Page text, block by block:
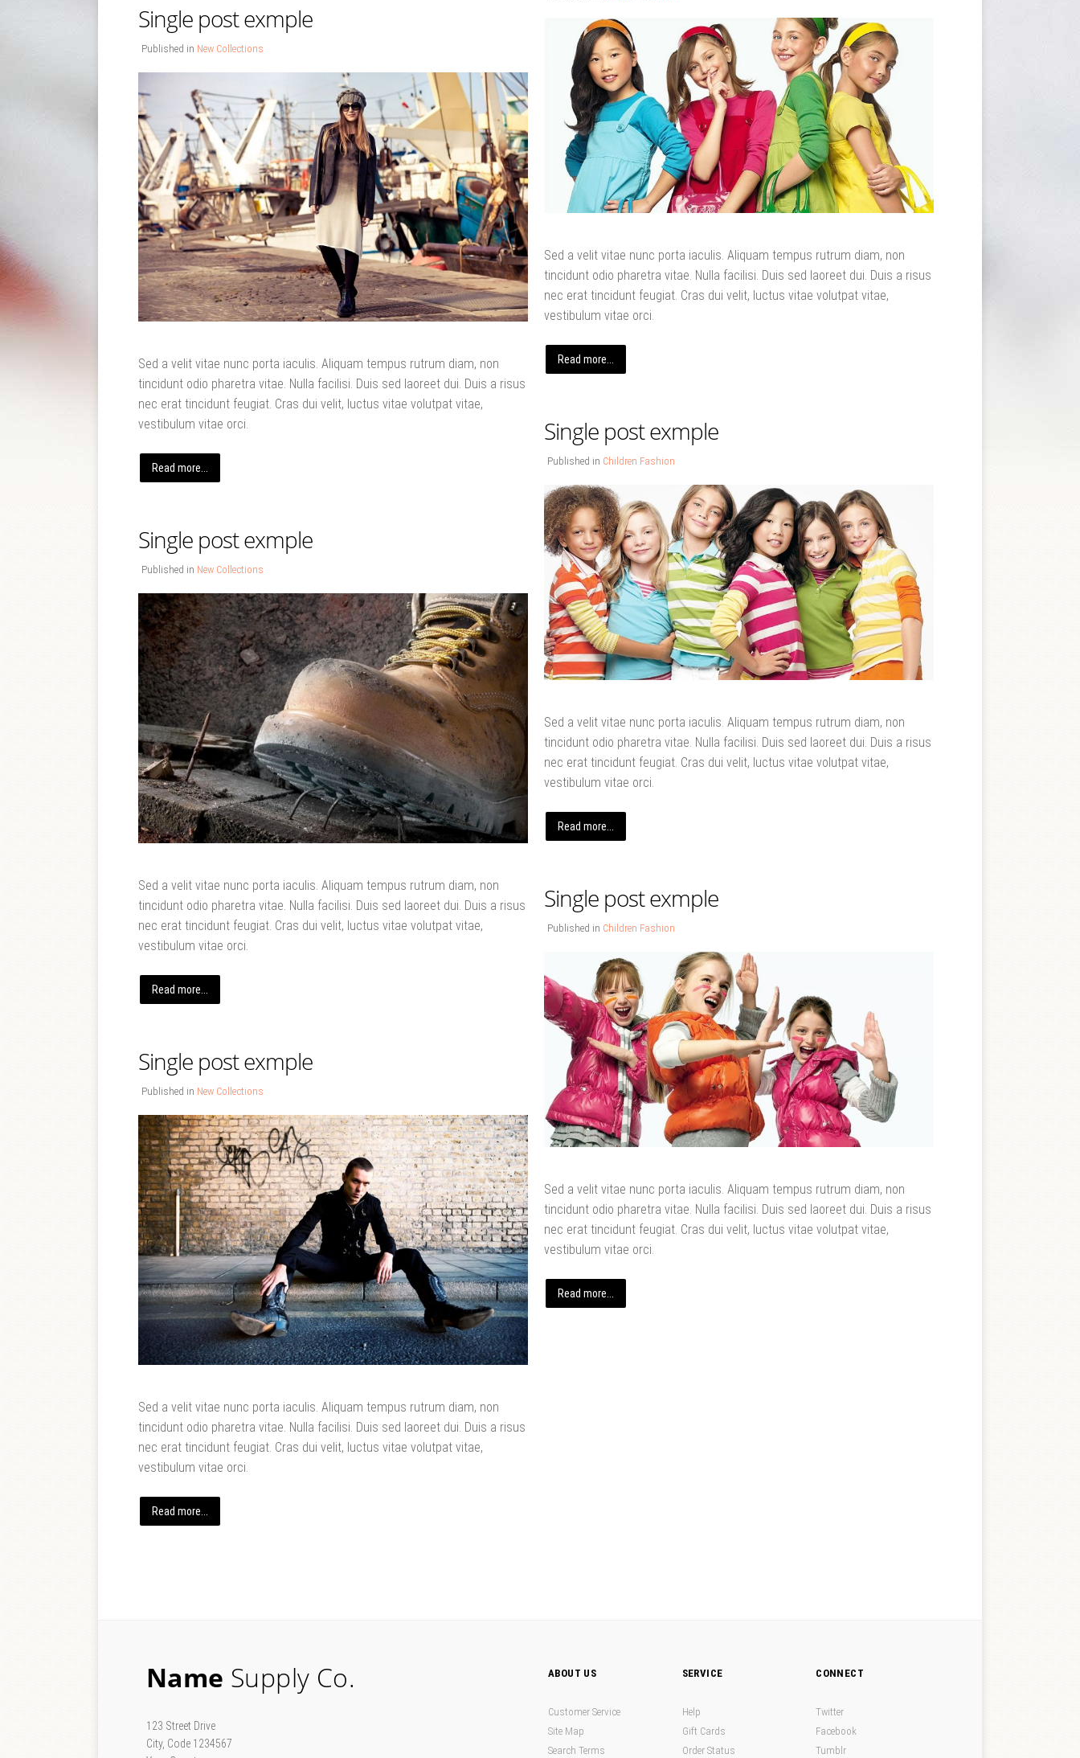
Single post exmple
Published in New Collections
Sed a velit vitae nunc porta iaculis. Aliquam tempus rutrum diam, non
tincidunt odio pharetra vitae. Nulla facilisi. Duis sed laoreet dui. Duis a risus
nec erat tincidunt feugiat. Cras dui velit, luctus vitae volutpat vitae,
vestibulum vitae orci.
Read more...
Single post exmple
Published in New Collections
Sed a velit vitae nunc porta iaculis. Aliquam tempus rutrum diam, non
tincidunt odio pharetra vitae. Nulla facilisi. Duis sed laoreet dui. Duis a risus
nec erat tincidunt feugiat. Cras dui velit, luctus vitae volutpat vitae,
vestibulum vitae orci.
Read more...
Single post exmple
Published in New Collections
Sed a velit vitae nunc porta iaculis. Aliquam tempus rutrum diam, non
tincidunt odio pharetra vitae. Nulla facilisi. Duis sed laoreet dui. Duis a risus
nec erat tincidunt feugiat. Cras dui velit, luctus vitae volutpat vitae,
vestibulum vitae orci.
Read more...
Sed a velit vitae nunc porta iaculis. Aliquam tempus rutrum diam, non
tincidunt odio pharetra vitae. Nulla facilisi. Duis sed laoreet dui. Duis a risus
nec erat tincidunt feugiat. Cras dui velit, luctus vitae volutpat vitae,
vestibulum vitae orci.
Read more...
Single post exmple
Published in Children Fashion
Sed a velit vitae nunc porta iaculis. Aliquam tempus rutrum diam, non
tincidunt odio pharetra vitae. Nulla facilisi. Duis sed laoreet dui. Duis a risus
nec erat tincidunt feugiat. Cras dui velit, luctus vitae volutpat vitae,
vestibulum vitae orci.
Read more...
Single post exmple
Published in Children Fashion
Sed a velit vitae nunc porta iaculis. Aliquam tempus rutrum diam, non
tincidunt odio pharetra vitae. Nulla facilisi. Duis sed laoreet dui. Duis a risus
nec erat tincidunt feugiat. Cras dui velit, luctus vitae volutpat vitae,
vestibulum vitae orci.
Read more...
Name Supply Co.
123 Street Drive
City, Code 1234567
ABOUT US
Customer Service
Site Map
Search Terms
SERVICE
Help
Gift Cards
Order Status
CONNECT
Twitter
Facebook
Tumblr